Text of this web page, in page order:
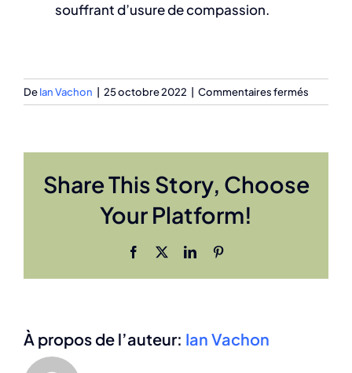
souffrant d’usure de compassion.
DeIan Vachon 25 octobre 2022 Commentaires fermés
L’usure
risque
Share This Story, Choose
Your Platform!
Facebook LinkedIn
À propos de l’auteur: Ian Vachon